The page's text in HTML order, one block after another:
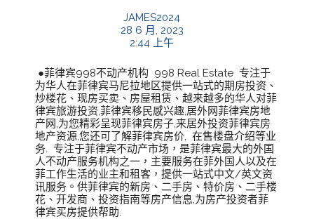
JAMES2024
28 6 月, 2023
2:44 上午
●菲律宾998不动产机构 998 Real Estate 专注于
为华人在菲律宾马尼拉地区提供一站式的期房投资、
炒楼花、现房买卖、房屋租赁、越来越多的华人对菲
律宾旅游投资,菲律宾移民感兴趣,居外网菲律宾房地
产网,为您精彩呈现菲律宾房子,来居外投资菲律宾房
地产资源,您还可了解菲律宾房价, 在售楼盘介绍等业
务. 专注于菲律宾不动产市场，是菲律宾最大的外国
人不动产服务机构之一，主要服务在菲外国人以及在
菲工作生活的业主和租客，提供一站式中文/英文资
讯服务。供菲律宾的新房、二手房、特价房、二手楼
花、开发商、投资指南等房产信息,为房产投资者菲
律宾买房提供帮助.